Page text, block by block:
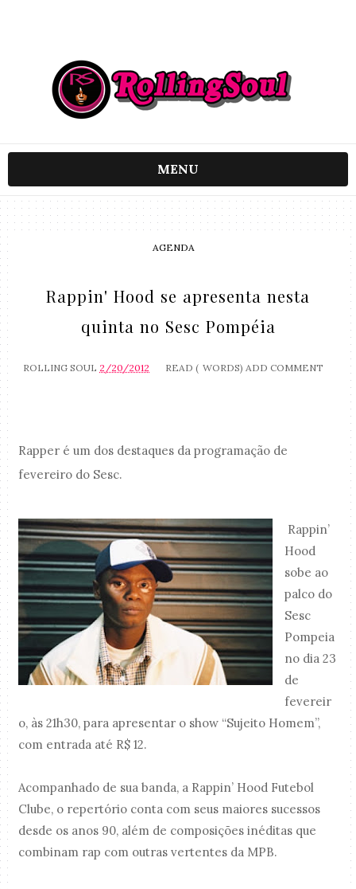
MENU
AGENDA
Rappin' Hood se apresenta nesta
quinta no Sesc Pompéia
ROLLING SOUL 2/20/2012 READ ( WORDS) ADD COMMENT
Rapper é um dos destaques da programação de
fevereiro do Sesc.
Rappin’
Hood
sobe ao
palco do
Sesc
Pompeia
no dia 23
de
fevereir
o, às 21h30, para apresentar o show “Sujeito Homem”,
com entrada até R$ 12.
Acompanhado de sua banda, a Rappin’ Hood Futebol
Clube, o repertório conta com seus maiores sucessos
desde os anos 90, além de composições inéditas que
combinam rap com outras vertentes da MPB.